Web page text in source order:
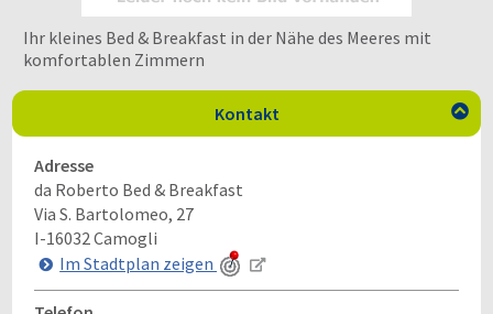
Ihr kleines Bed & Breakfast in der Nähe des Meeres mit
komfortablen Zimmern
Kontakt 
Adresse
da Roberto Bed & Breakfast
Via S. Bartolomeo, 27
I-16032Camogli
Im Stadtplan zeigen